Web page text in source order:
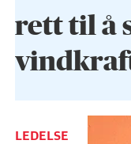
rett til å
LEDELSE